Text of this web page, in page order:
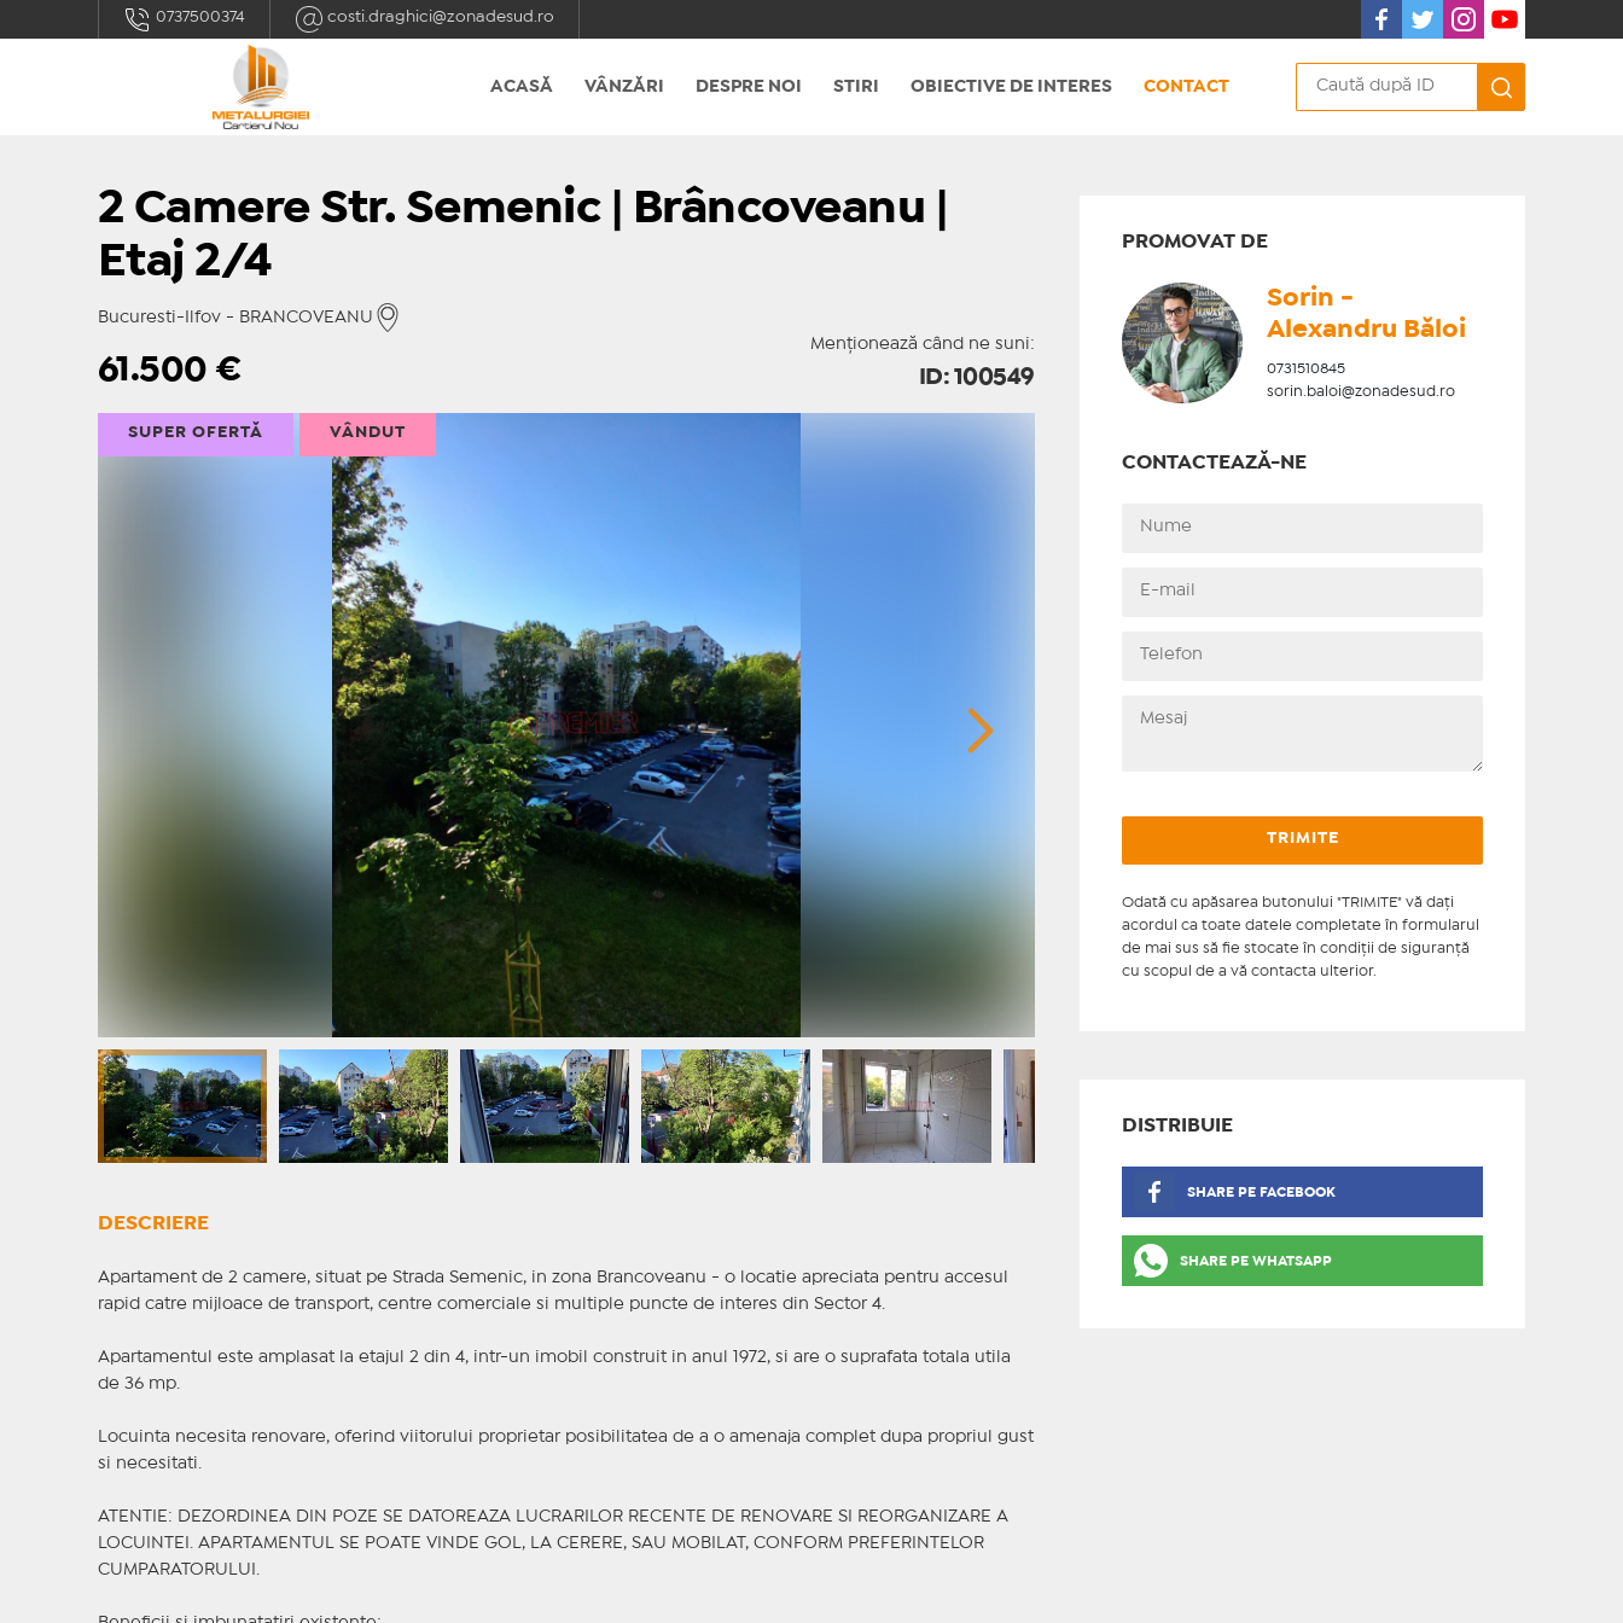
0737500374 costi.draghici@zonadesud.ro
ACASĂ VÂNZĂRI DESPRE NOI STIRI OBIECTIVE DE INTERES CONTACT
2 Camere Str. Semenic | Brâncoveanu |
Etaj 2/4
Bucuresti-Ilfov - BRANCOVEANU
Menționează când ne suni:
61.500€ ID: 100549
SUPER OFERTĂ VÂNDUT
DESCRIERE
Apartament de 2 camere, situat pe Strada Semenic, in zona Brancoveanu - o locatie apreciata pentru accesul
rapid catre mijloace de transport, centre comerciale si multiple puncte de interes din Sector 4.
Apartamentul este amplasat la etajul 2 din 4, intr-un imobil construit in anul 1972, si are o suprafata totala utila
de 36 mp.
Locuinta necesita renovare, oferind viitorului proprietar posibilitatea de a o amenaja complet dupa propriul gust
si necesitati.
ATENTIE: DEZORDINEA DIN POZE SE DATOREAZA LUCRARILOR RECENTE DE RENOVARE SI REORGANIZARE A
LOCUINTEI. APARTAMENTUL SE POATE VINDE GOL, LA CERERE, SAU MOBILAT, CONFORM PREFERINTELOR
CUMPARATORULUI.
PROMOVAT DE
Sorin -
Alexandru Băloi
0731510845
sorin.baloi@zonadesud.ro
CONTACTEAZĂ-NE
Odată cu apăsarea butonului "TRIMITE" vă daţi
acordul ca toate datele completate în formularul
de mai sus să fie stocate în condiţii de siguranţă
cu scopul de a vă contacta ulterior.
DISTRIBUIE
SHARE PE FACEBOOK
SHARE PE WHATSAPP